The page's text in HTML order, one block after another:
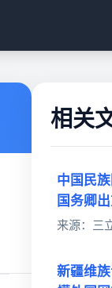
相关
中国民
国务卿
来源：三
新疆维